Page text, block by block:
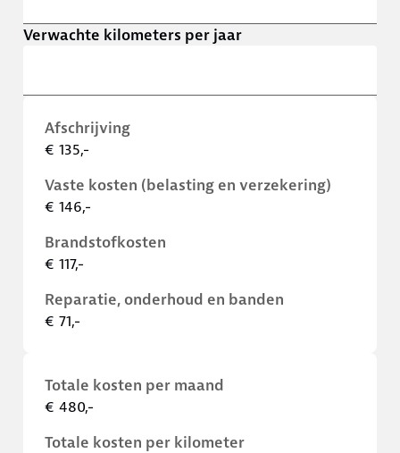
Verwachte kilometers per jaar
Afschrijving
€ 135,-
Vaste kosten (belasting en verzekering)
€ 146,-
Brandstofkosten
€ 117,-
Reparatie, onderhoud en banden
€ 71,-
Totale kosten per maand
€ 480,-
Totale kosten per kilometer